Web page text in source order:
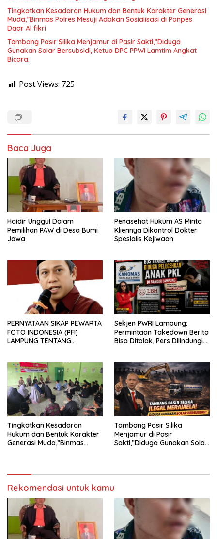
Tingkatkan Kesadaran Hukum dan Bentuk Karakter Generasi
Muda,”Binmas Polres Mesuji Adakan Sosialisasi di Ponpes
Daar Al fikri
Tambang Pasir Silika Menjamur di Pasir Sakti,”Diduga
Gunakan Solar Bersubsidi, Ketua DPC PPWI Lamtim Angkat
Bicara.
Post Views: 725
Baca Juga
Haidir Unggul Dalam
Pemilihan PAW di Desa Bumi
Jawa
Penasehat Hukum AS Minta
Kliennya Dikontrol Dokter
Spesialis Kejiwaan
PERNYATAAN SIKAP PEWARTA
FOTO INDONESIA (PFI)
LAMPUNG TENTANG
TERHADAP JURNALIS DI
PENGADILAN NEGERI
TANJUNG KARANG.
Sekjen PWRI Lampung:
Permintaan Takedown Berita
Bisa Ditolak, Pers Dilindungi
Tingkatkan Kesadaran
Hukum dan Bentuk Karakter
Generasi Muda,”Binmas
Tambang Pasir Silika
Menjamur di Pasir
Sakti,”Diduga Gunakan Solar
Rekomendasi untuk kamu